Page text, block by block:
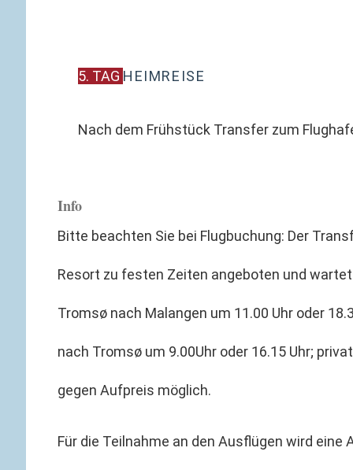
5. TAG HEIMREISE
Nach dem Frühstück Transfer zum
Info
Bitte beachten Sie bei Flugbuchung: Der
Resort zu festen Zeiten angeboten und
Tromsø nach Malangen um 11.00 Uhr oder
nach Tromsø um 9.00Uhr oder 16.15 Uhr;
gegen Aufpreis möglich.
Für die Teilnahme an den Ausflügen wird eine